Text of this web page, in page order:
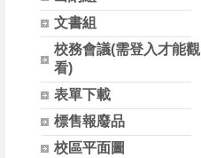
文書組
校務會議(需登入才能觀
看)
表單下載
標售報廢品
校區平面圖